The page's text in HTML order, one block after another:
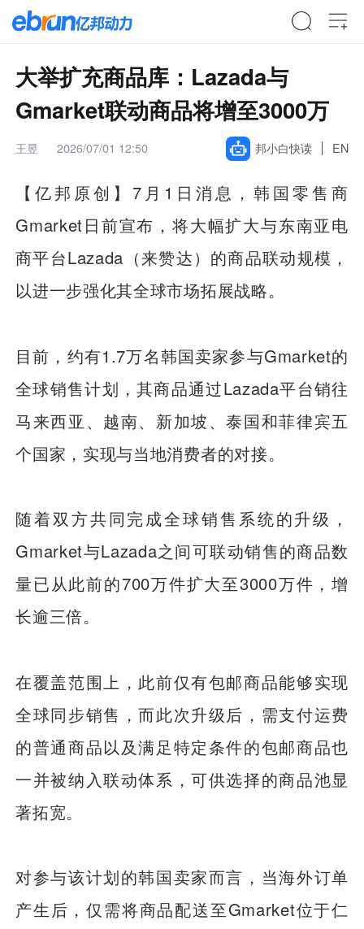
大举扩充商品库：Lazada与
Gmarket联动商品将增至3000万
王昱 2026/07/01 12:50 邦小白快读 EN
【亿邦原创】 7月1日消息，韩国零售商
Gmarket日前宣布，将大幅扩大与东南亚电
商平台Lazada（来赞达）的商品联动规模，
以进一步强化其全球市场拓展战略。
目前，约有1.7万名韩国卖家参与Gmarket的
全球销售计划，其商品通过Lazada平台销往
马来西亚、越南、新加坡、泰国和菲律宾五
个国家，实现与当地消费者的对接。
随着双方共同完成全球销售系统的升级，
Gmarket与Lazada之间可联动销售的商品数
量已从此前的700万件扩大至3000万件，增
长逾三倍。
在覆盖范围上，此前仅有包邮商品能够实现
全球同步销售，而此次升级后，需支付运费
的普通商品以及满足特定条件的包邮商品也
一并被纳入联动体系，可供选择的商品池显
著拓宽。
对参与该计划的韩国卖家而言，当海外订单
产生后，仅需将商品配送至Gmarket位于仁